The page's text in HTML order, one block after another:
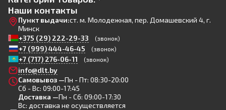
Наши контакты
Пункт выдачи:ст. м. Молодежная, пер. Домашевский 4, г.
Минск
+375 (29) 222-29-33
(звонок)
+7 (999) 444-46-45 (звонок)
+7 (717) 276-06-11 (звонок)
info@dlt.by
Самовывоз —Пн - Пт: 08:30-20:00
Сб - Вс: 09:00-17:45
Доставка —Пн - Сб: 09:00-17:30
Вс: доставка не осуществляется